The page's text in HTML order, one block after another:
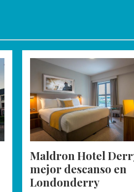
Maldron Hotel
mejor descanso en
Londonderry